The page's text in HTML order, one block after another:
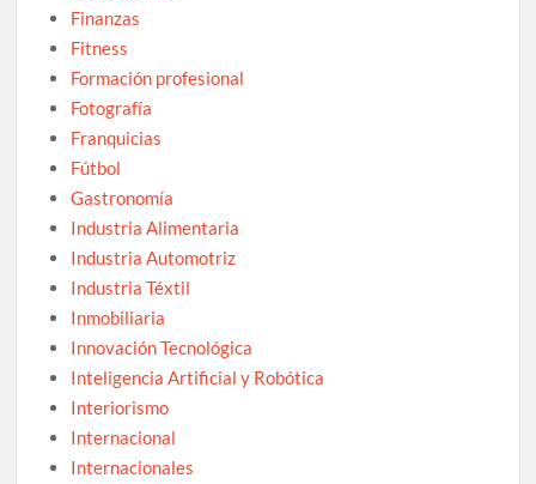
Finanzas
Fitness
Formación profesional
Fotografía
Franquicias
Fútbol
Gastronomía
Industria Alimentaria
Industria Automotriz
Industria Téxtil
Inmobiliaria
Innovación Tecnológica
Inteligencia Artificial y Robótica
Interiorismo
Internacional
Internacionales